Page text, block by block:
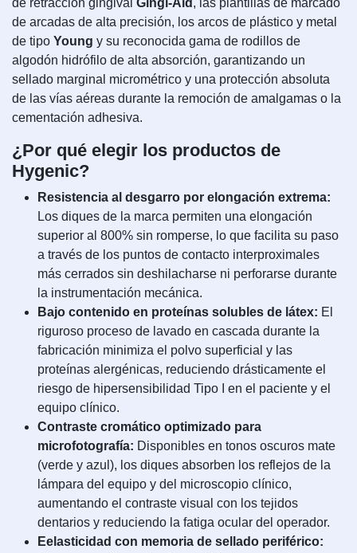
de retracción gingival Gingi-Aid , las plantillas de marcado
de arcadas de alta precisión, los arcos de plástico y metal
de tipo Young y su reconocida gama de rodillos de
algodón hidrófilo de alta absorción, garantizando un
sellado marginal micrométrico y una protección absoluta
de las vías aéreas durante la remoción de amalgamas o la
cementación adhesiva.
¿Por qué elegir los productos de
Hygenic?
Resistencia al desgarro por elongación extrema:
Los diques de la marca permiten una elongación
superior al 800% sin romperse, lo que facilita su paso
a través de los puntos de contacto interproximales
más cerrados sin deshilacharse ni perforarse durante
la instrumentación mecánica.
Bajo contenido en proteínas solubles de látex: El
riguroso proceso de lavado en cascada durante la
fabricación minimiza el polvo superficial y las
proteínas alergénicas, reduciendo drásticamente el
riesgo de hipersensibilidad Tipo I en el paciente y el
equipo clínico.
Contraste cromático optimizado para
microfotografía: Disponibles en tonos oscuros mate
(verde y azul), los diques absorben los reflejos de la
lámpara del equipo y del microscopio clínico,
aumentando el contraste visual con los tejidos
dentarios y reduciendo la fatiga ocular del operador.
Eelasticidad con memoria de sellado periférico: